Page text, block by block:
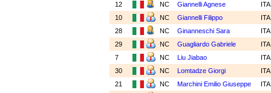
12
NC Giannelli Agnese
10
NC Giannelli Filippo
28
NC Ginanneschi Sara
29
NC Guagliardo Gabriele
7
NC Liu Jiabao
30
NC Lomtadze Giorgi
21
NC Marchini Emilio Giuseppe